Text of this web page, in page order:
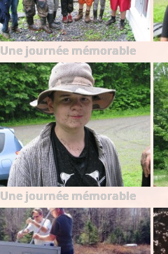
Une journée mémorable
Une journée mémorable